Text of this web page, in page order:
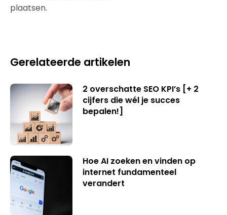
plaatsen.
Gerelateerde artikelen
2 overschatte SEO KPI’s [+ 2
cijfers die wél je succes
bepalen!]
Hoe AI zoeken en vinden op
internet fundamenteel
verandert